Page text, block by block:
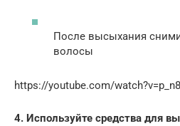
После высыхания
волосы
https://youtube.com/
4. Используйте средства для